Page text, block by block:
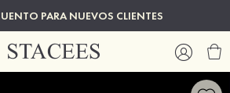
PARA NUEVOS CLIENTES